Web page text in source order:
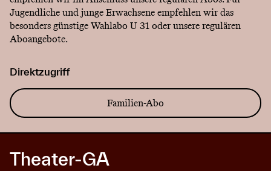
Jugendliche und junge Erwachsene empfehlen wir das
besonders günstige Wahlabo U 31 oder unsere regulären
Aboangebote.
Direktzugriff
Familien-Abo
Theater-GA